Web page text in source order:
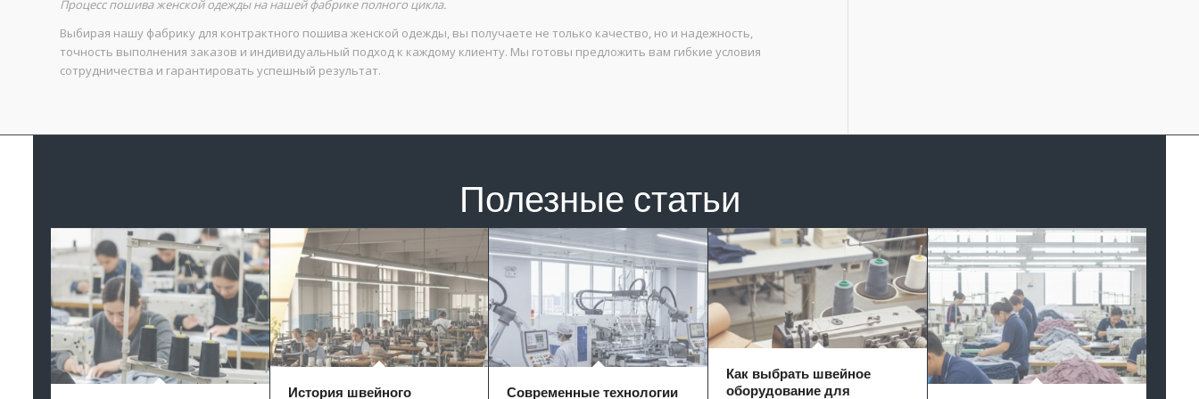
Процесс пошива женской одежды на нашей фабрике полного цикла.
Выбирая нашу фабрику для контрактного пошива женской одежды, вы получаете не только качество, но и надежность,
точность выполнения заказов и индивидуальный подход к каждому клиенту. Мы готовы предложить вам гибкие условия
сотрудничества и гарантировать успешный результат.
Полезные статьи
История швейного Современные технологии
Как выбрать швейное
оборудование для